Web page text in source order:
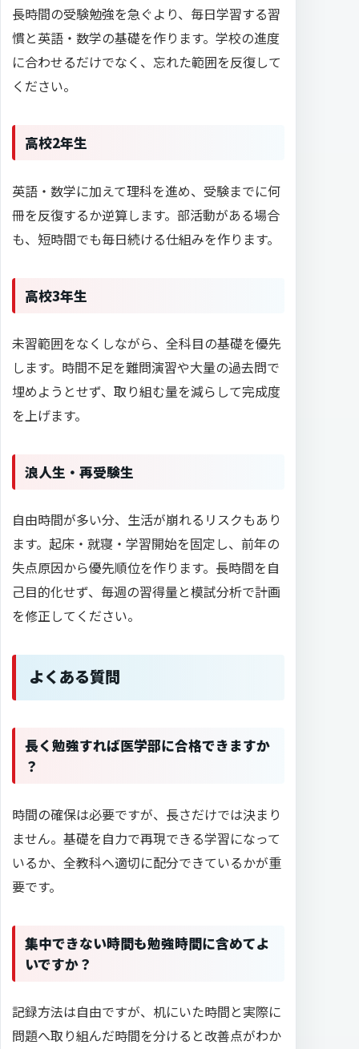
長時間の受験勉強を急ぐより、毎日学習する習
慣と英語・数学の基礎を作ります。学校の進度
に合わせるだけでなく、忘れた範囲を反復して
ください。
高校2年生
英語・数学に加えて理科を進め、受験までに何
冊を反復するか逆算します。部活動がある場合
も、短時間でも毎日続ける仕組みを作ります。
高校3年生
未習範囲をなくしながら、全科目の基礎を優先
します。時間不足を難問演習や大量の過去問で
埋めようとせず、取り組む量を減らして完成度
を上げます。
浪人生・再受験生
自由時間が多い分、生活が崩れるリスクもあり
ます。起床・就寝・学習開始を固定し、前年の
失点原因から優先順位を作ります。長時間を自
己目的化せず、毎週の習得量と模試分析で計画
を修正してください。
よくある質問
長く勉強すれば医学部に合格できますか
？
時間の確保は必要ですが、長さだけでは決まり
ません。基礎を自力で再現できる学習になって
いるか、全教科へ適切に配分できているかが重
要です。
集中できない時間も勉強時間に含めてよ
いですか？
記録方法は自由ですが、机にいた時間と実際に
問題へ取り組んだ時間を分けると改善点がわか